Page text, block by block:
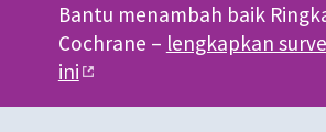
Bantu menambah baik
Cochrane – lengkapkan
ini